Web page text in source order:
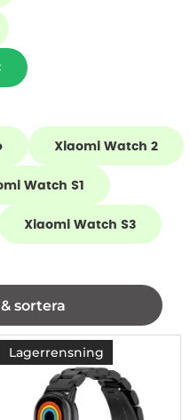
Xiaomi Watch 2
Watch S1
Xiaomi Watch S3
sortera
-66%
Lagerrensning